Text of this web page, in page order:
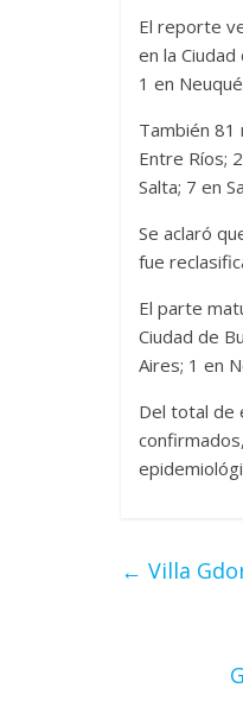
El reporte
en la
1 en
También 81
Entre Ríos;
Salta; 7 en
Se aclaró
fue
El parte
Ciudad de
Aires; 1 en
Del total de
← Villa